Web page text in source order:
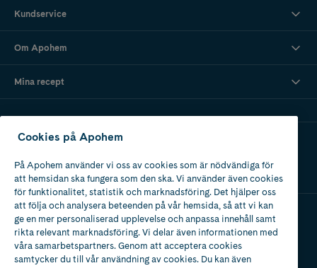
Kundservice
Om Apohem
Mina recept
Ladda ner vår app
Apotek med tillstånd
av Läkemedelsverket
Cookies på Apohem
På Apohem använder vi oss av cookies som är nödvändiga för
att hemsidan ska fungera som den ska. Vi använder även cookies
för funktionalitet, statistik och marknadsföring. Det hjälper oss
att följa och analysera beteenden på vår hemsida, så att vi kan
ge en mer personaliserad upplevelse och anpassa innehåll samt
rikta relevant marknadsföring. Vi delar även informationen med
våra samarbetspartners. Genom att acceptera cookies
samtycker du till vår användning av cookies. Du kan även